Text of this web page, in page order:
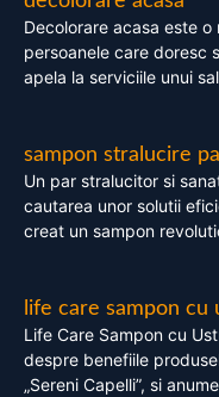
Decolorare acasa este
persoanele care doresc
apela la serviciile unui
sampon stralucire
Un par stralucitor si
cautarea unor solutii
creat un sampon
life care sampon cu
Life Care Sampon cu
despre benefiile
„Sereni Capelli”, si